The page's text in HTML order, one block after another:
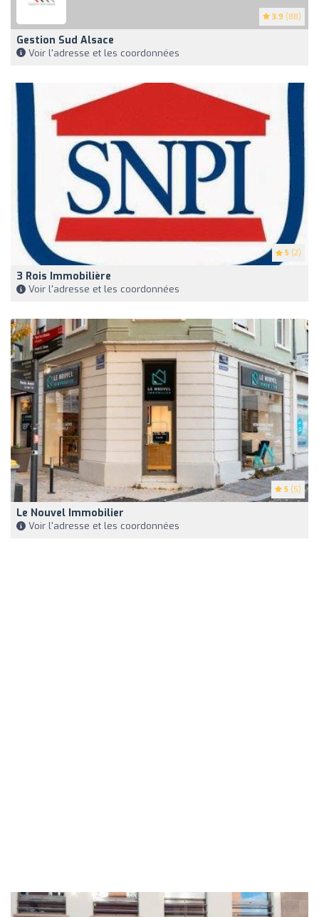
3.9 (88)
Gestion Sud Alsace
Voir l'adresse et les coordonnées
5 (2)
3 Rois Immobilière
Voir l'adresse et les coordonnées
5 (5)
Le Nouvel Immobilier
Voir l'adresse et les coordonnées